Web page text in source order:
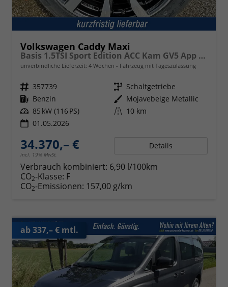
Volkswagen Caddy Maxi
Basis 1.5TSI Sport Edition ACC Kam GV5 App AHK Reling
unverbindliche Lieferzeit: 4 Wochen Fahrzeug mit Tageszulassung
Fahrzeugnr. 357739 Getriebe Schaltgetriebe
Kraftstoff Benzin Außenfarbe Mojavebeige Metallic
Leistung 85 kW (116 PS) Kilometerstand 10 km
01.05.2026
34.370,– €
incl. 19% MwSt.
Details
Verbrauch kombiniert: 6,90 l/100km
CO2-Klasse: F
CO2-Emissionen: 157,00 g/km
ab 337,– € mtl.